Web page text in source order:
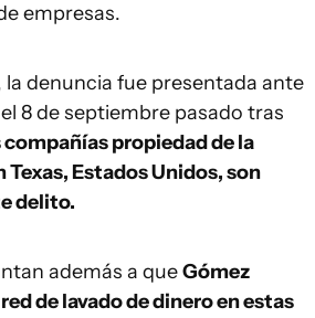
empresas.
la denuncia fue presentada ante
8 de septiembre pasado tras
compañías propiedad de la
Texas, Estados Unidos, son
delito.
además a queGómez
de lavado de dinero en estas